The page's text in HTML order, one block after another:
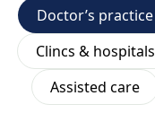
Doctor’s practice
Clincs & hospitals
Assisted care